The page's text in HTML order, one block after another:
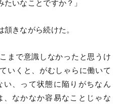
いなことですか？」
きながら続けた。
まで意識しなかったと思うけ
いくと、がむしゃらに働いて
い、って状態に陥りがちなん
なかなか容易なことじゃな